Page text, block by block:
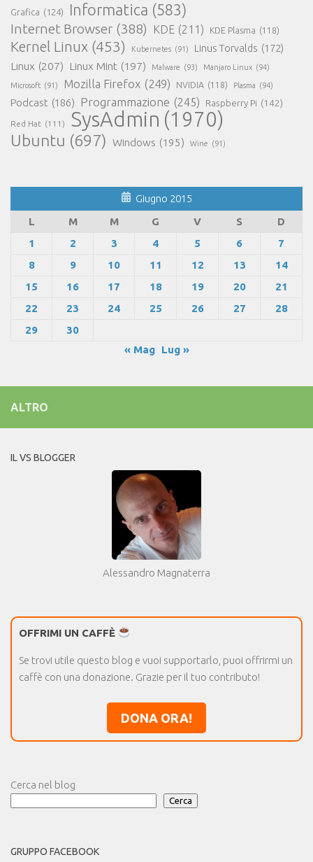
Grafica (124) Informatica (583)
Internet Browser (388) KDE (211) KDE Plasma (118)
Kernel Linux (453) Kubernetes (91) Linus Torvalds (172)
Linux (207) Linux Mint (197) Malware (93) Manjaro Linux (94)
Microsoft (91) Mozilla Firefox (249) NVIDIA (118) Plasma (94)
Podcast (186) Programmazione (245) Raspberry Pi (142)
Red Hat (111) SysAdmin (1970)
Ubuntu (697) Windows (195) Wine (91)
Giugno 2015
L
M M G V S
D
1
2 3 4 5 6
7
8
9 10 11 12 13
14
15
16 17 18 19 20
21
22
23 24 25 26 27
28
29
30
« Mag
Lug »
ALTRO
IL VS BLOGGER
Alessandro Magnaterra
OFFRIMI UN CAFFÈ
Se trovi utile questo blog e vuoi supportarlo, puoi offrirmi un
caffè con una donazione. Grazie per il tuo contributo!
DONA ORA!
Cerca nel blog
Cerca
GRUPPO FACEBOOK